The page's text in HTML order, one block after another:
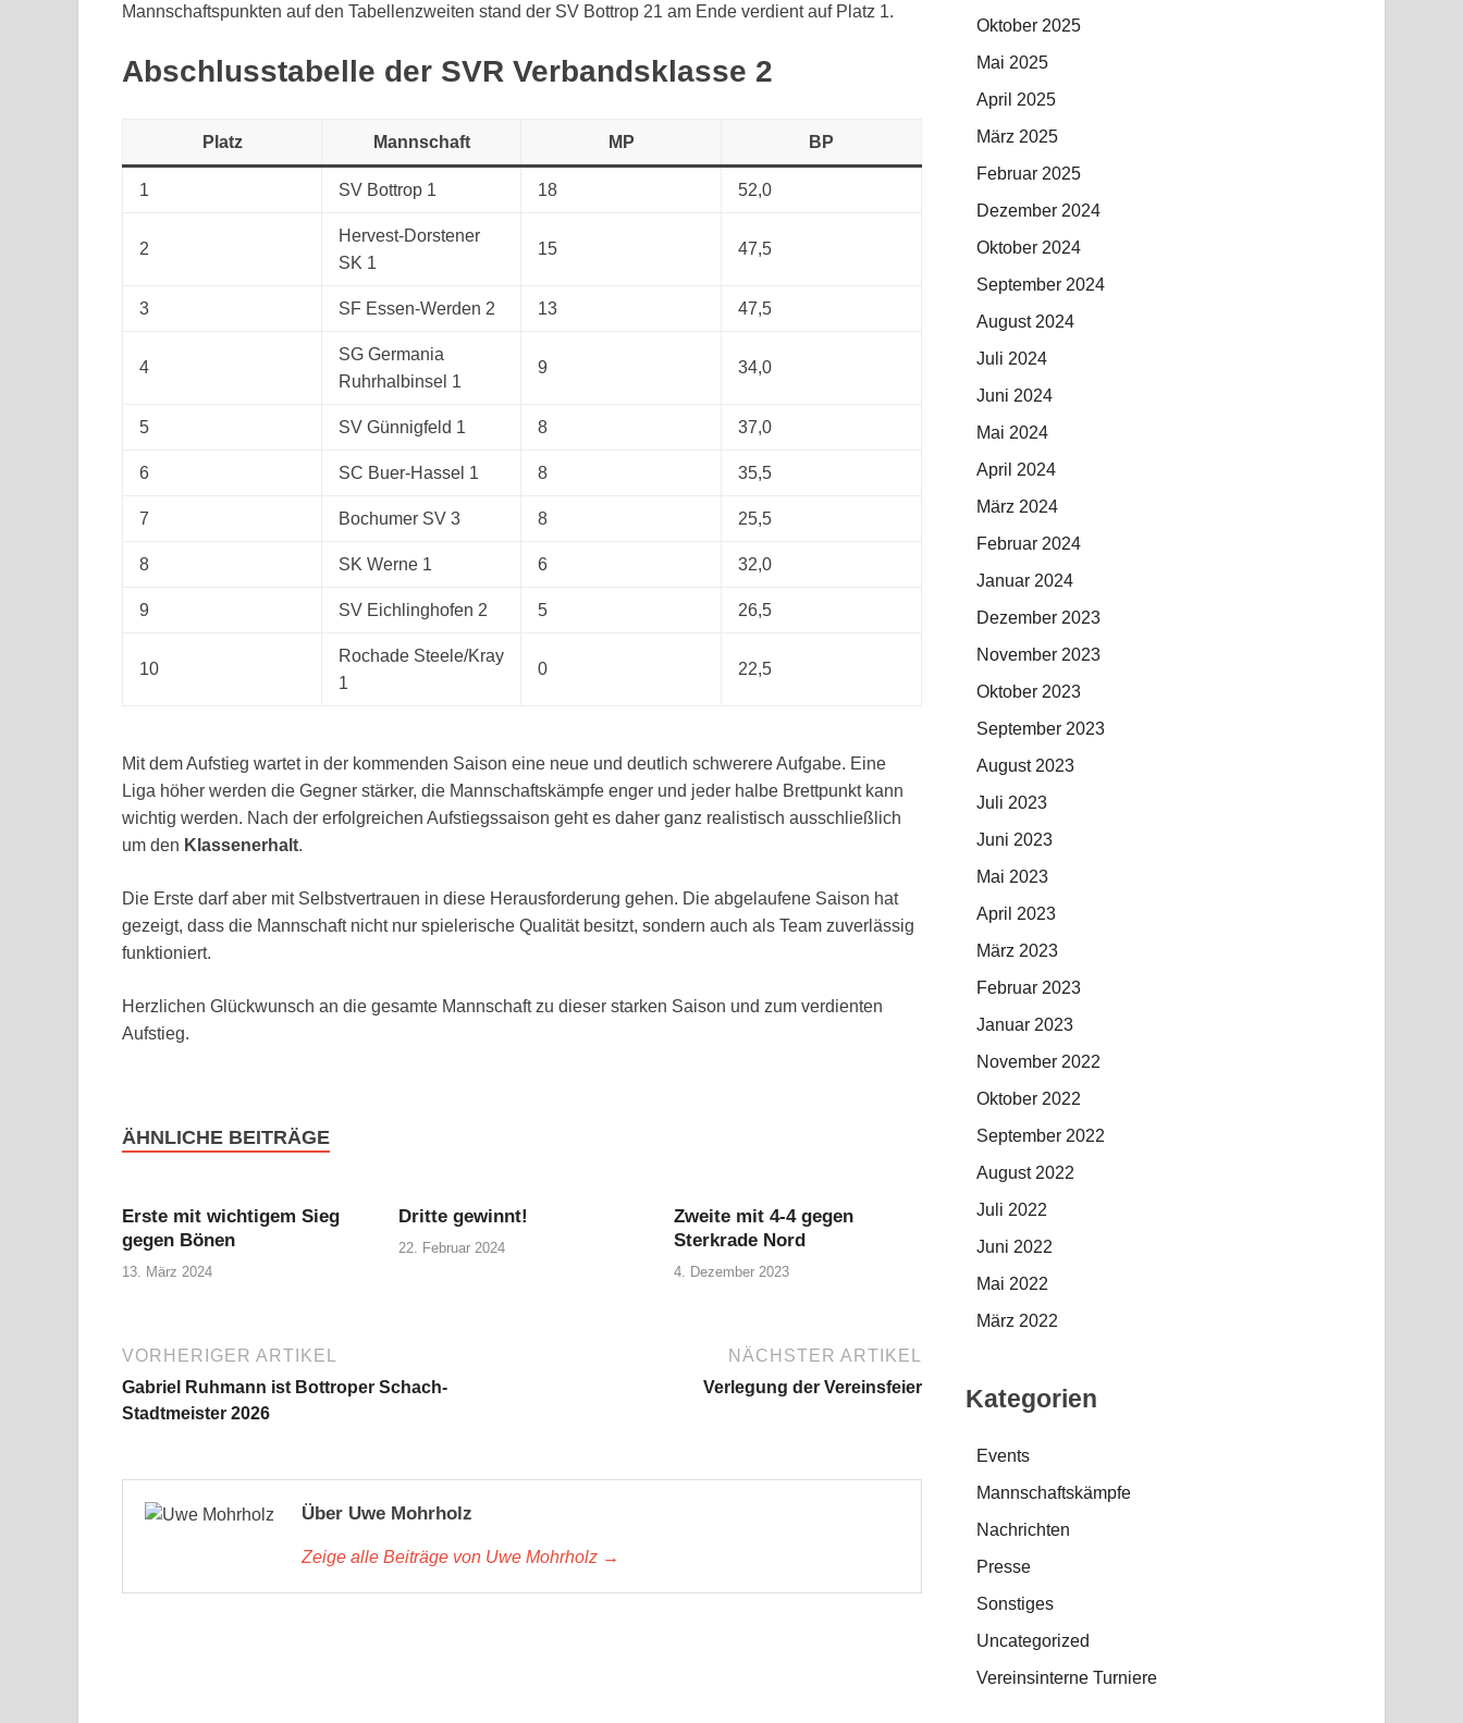
Mannschaftspunkten auf den Tabellenzweiten stand der SV Bottrop 21 am Ende verdient auf Platz 1.
Abschlusstabelle der SVR Verbandsklasse 2
Platz Mannschaft MP BP
1 SV Bottrop 1 18 52,0
2
Hervest-Dorstener
SK 1
15 47,5
3 SF Essen-Werden 2 13 47,5
4
SG Germania
Ruhrhalbinsel 1
9 34,0
5 SV Günnigfeld 1 8 37,0
6 SC Buer-Hassel 1 8 35,5
7 Bochumer SV 3 8 25,5
8 SK Werne 1 6 32,0
9 SV Eichlinghofen 2 5 26,5
10
Rochade Steele/Kray
1
0 22,5
Mit dem Aufstieg wartet in der kommenden Saison eine neue und deutlich schwerere Aufgabe. Eine
Liga höher werden die Gegner stärker, die Mannschaftskämpfe enger und jeder halbe Brettpunkt kann
wichtig werden. Nach der erfolgreichen Aufstiegssaison geht es daher ganz realistisch ausschließlich
um den Klassenerhalt.
Die Erste darf aber mit Selbstvertrauen in diese Herausforderung gehen. Die abgelaufene Saison hat
gezeigt, dass die Mannschaft nicht nur spielerische Qualität besitzt, sondern auch als Team zuverlässig
funktioniert.
Herzlichen Glückwunsch an die gesamte Mannschaft zu dieser starken Saison und zum verdienten
Aufstieg.
ÄHNLICHE BEITRÄGE
Erste mit wichtigem Sieg
gegen Bönen
13. März 2024
Dritte gewinnt!
22. Februar 2024
Zweite mit 4-4 gegen
Sterkrade Nord
4. Dezember 2023
VORHERIGER ARTIKEL
Gabriel Ruhmann ist Bottroper Schach-
Stadtmeister 2026
NÄCHSTER ARTIKEL
Verlegung der Vereinsfeier
Über Uwe Mohrholz
Zeige alle Beiträge von Uwe Mohrholz →
Oktober 2025
Mai 2025
April 2025
März 2025
Februar 2025
Dezember 2024
Oktober 2024
September 2024
August 2024
Juli 2024
Juni 2024
Mai 2024
April 2024
März 2024
Februar 2024
Januar 2024
Dezember 2023
November 2023
Oktober 2023
September 2023
August 2023
Juli 2023
Juni 2023
Mai 2023
April 2023
März 2023
Februar 2023
Januar 2023
November 2022
Oktober 2022
September 2022
August 2022
Juli 2022
Juni 2022
Mai 2022
März 2022
Kategorien
Events
Mannschaftskämpfe
Nachrichten
Presse
Sonstiges
Uncategorized
Vereinsinterne Turniere